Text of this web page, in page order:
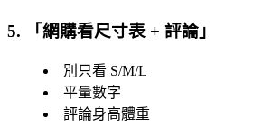
5. 「網購看尺寸表 + 評論 」
別只看 S/M/L
平量數字
評論身高體重